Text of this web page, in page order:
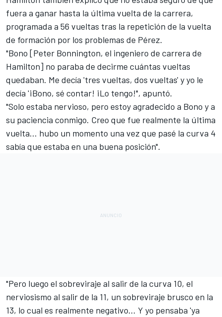
fuera a ganar hasta la última vuelta de la carrera,
programada a 56 vueltas tras la repetición de la vuelta
de formación por los problemas de Pérez.
"Bono [Peter Bonnington, el ingeniero de carrera de
Hamilton] no paraba de decirme cuántas vueltas
quedaban. Me decía 'tres vueltas, dos vueltas' y yo le
decía '¡Bono, sé contar! ¡Lo tengo!", apuntó.
"Solo estaba nervioso, pero estoy agradecido a Bono y a
su paciencia conmigo. Creo que fue realmente la última
vuelta... hubo un momento una vez que pasé la curva 4
sabía que estaba en una buena posición".
"Pero luego el sobreviraje al salir de la curva 10, el
nerviosismo al salir de la 11, un sobreviraje brusco en la
13, lo cual es realmente negativo... Y yo pensaba 'ya